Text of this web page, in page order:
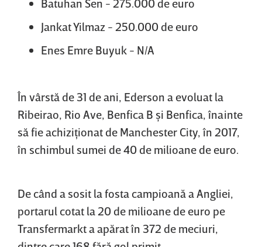
Batuhan Sen - 275.000 de euro
Jankat Yilmaz - 250.000 de euro
Enes Emre Buyuk - N/A
În vârstă de 31 de ani, Ederson a evoluat la
Ribeirao, Rio Ave, Benfica B şi Benfica, înainte
să fie achiziţionat de Manchester City, în 2017,
în schimbul sumei de 40 de milioane de euro.
De când a sosit la fosta campioană a Angliei,
portarul cotat la 20 de milioane de euro pe
Transfermarkt a apărat în 372 de meciuri,